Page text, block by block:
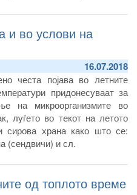
на Република Северна
за храна и ветеринарство
објавува соопштение за
на пет члена од
и научни лица од областа на
на животните и едно лице
организации заради
и благосостојба на
и во услови на
16.07.2018
честа појава во летните
придонесуваат за
на микроорганизмите во
луѓето во текот на летото
сирова храна како што се:
(сендвичи) и сл.
од топлото време